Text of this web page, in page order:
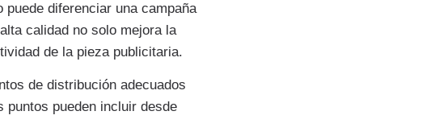
diferenciar una campaña
calidad no solo mejora la
de la pieza publicitaria.
de distribución adecuados
puntos pueden incluir desde